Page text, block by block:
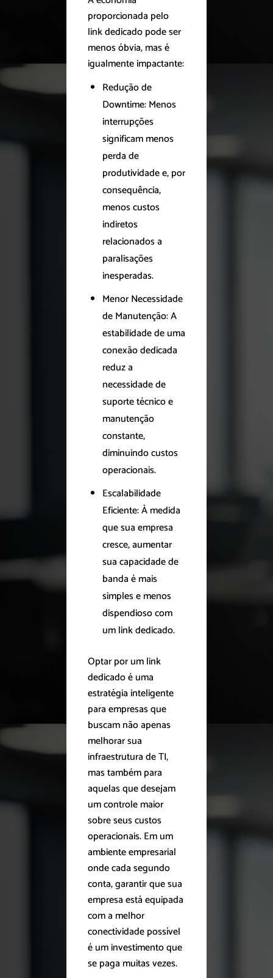
proporcionada pelo
link dedicado pode ser
menos óbvia, mas é
igualmente impactante:
Redução de
Downtime: Menos
interrupções
significam menos
perda de
produtividade e, por
consequência,
menos custos
indiretos
relacionados a
paralisações
inesperadas.
Menor Necessidade
de Manutenção: A
estabilidade de uma
conexão dedicada
reduz a
necessidade de
suporte técnico e
manutenção
constante,
diminuindo custos
operacionais.
Escalabilidade
Eficiente: À medida
que sua empresa
cresce, aumentar
sua capacidade de
banda é mais
simples e menos
dispendioso com
um link dedicado.
Optar por um link
dedicado é uma
estratégia inteligente
para empresas que
buscam não apenas
melhorar sua
infraestrutura de TI,
mas também para
aquelas que desejam
um controle maior
sobre seus custos
operacionais. Em um
ambiente empresarial
onde cada segundo
conta, garantir que sua
empresa está equipada
com a melhor
conectividade possível
é um investimento que
se paga muitas vezes.